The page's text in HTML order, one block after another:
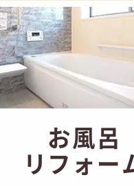
お風呂
リフォー